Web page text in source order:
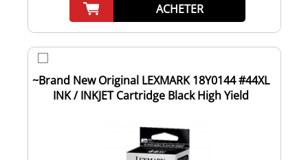
ACHETER
~Brand New Original LEXMARK 18Y0144 #44XL
INK / INKJET Cartridge Black High Yield